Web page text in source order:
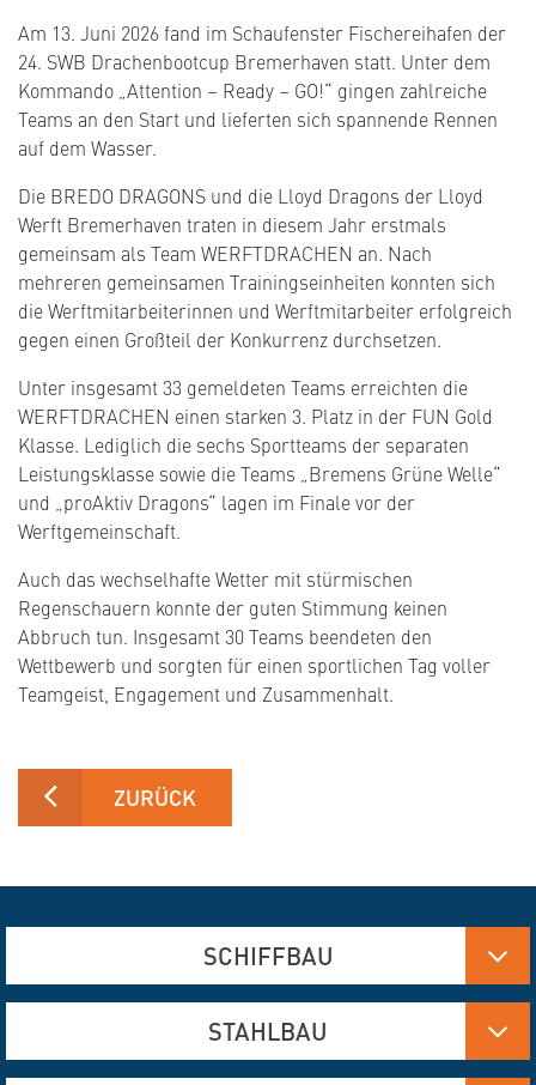
Am 13. Juni 2026 fand im Schaufenster Fischereihafen der
24. SWB Drachenbootcup Bremerhaven statt. Unter dem
Kommando „Attention – Ready – GO!“ gingen zahlreiche
Teams an den Start und lieferten sich spannende Rennen
auf dem Wasser.
Die BREDO DRAGONS und die Lloyd Dragons der Lloyd
Werft Bremerhaven traten in diesem Jahr erstmals
gemeinsam als Team WERFTDRACHEN an. Nach
mehreren gemeinsamen Trainingseinheiten konnten sich
die Werftmitarbeiterinnen und Werftmitarbeiter erfolgreich
gegen einen Großteil der Konkurrenz durchsetzen.
Unter insgesamt 33 gemeldeten Teams erreichten die
WERFTDRACHEN einen starken 3. Platz in der FUN Gold
Klasse. Lediglich die sechs Sportteams der separaten
Leistungsklasse sowie die Teams „Bremens Grüne Welle“
und „proAktiv Dragons“ lagen im Finale vor der
Werftgemeinschaft.
Auch das wechselhafte Wetter mit stürmischen
Regenschauern konnte der guten Stimmung keinen
Abbruch tun. Insgesamt 30 Teams beendeten den
Wettbewerb und sorgten für einen sportlichen Tag voller
Teamgeist, Engagement und Zusammenhalt.
ZURÜCK
SCHIFFBAU
Aluminium-, Edelstahl- und Stahlfertigung
Hydraulik
STAHLBAU